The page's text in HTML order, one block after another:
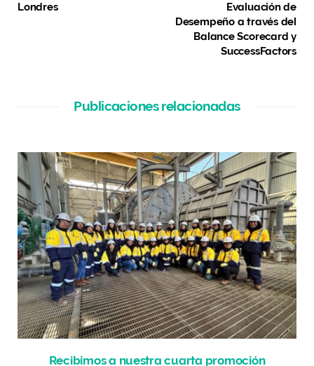
Londres
Evaluación de
Desempeño a través del
Balance Scorecard y
SuccessFactors
Publicaciones relacionadas
Recibimos a nuestra cuarta promoción